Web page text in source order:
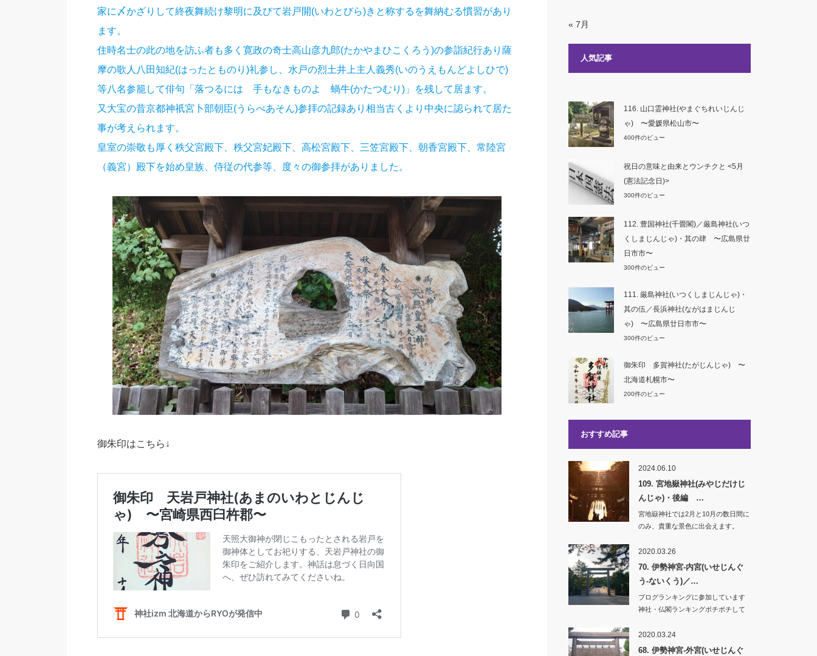
家に〆かざりして終夜舞続け黎明に及びて岩戸開(いわとびら)きと称するを舞納むる慣習があり
ます。
住時名士の此の地を訪ふ者も多く寛政の奇士高山彦九郎(たかやまひこくろう)の参詣紀行あり薩
摩の歌人八田知紀(はったとものり)礼参し、水戸の烈土井上主人義秀(いのうえもんどよしひで)
等八名参籠して俳句「落つるには 手もなきものよ 蝸牛(かたつむり)」を残して居ます。
又大宝の昔京都神祇宮卜部朝臣(うらべあそん)参拝の記録あり相当古くより中央に認られて居た
事が考えられます。
皇室の崇敬も厚く秩父宮殿下、秩父宮妃殿下、高松宮殿下、三笠宮殿下、朝香宮殿下、常陸宮
（義宮）殿下を始め皇族、侍従の代参等、度々の御参拝がありました。
御朱印はこちら↓
« 7月
人気記事
116. 山口霊神社(やまぐちれいじんじ
ゃ) 〜愛媛県松山市〜
400件のビュー
祝日の意味と由来とウンチクと <5月
(憲法記念日)>
300件のビュー
112. 豊国神社(千畳閣)／厳島神社(いつ
くしまじんじゃ)・其の肆 〜広島県廿
日市市〜
300件のビュー
111. 厳島神社(いつくしまじんじゃ)・
其の伍／長浜神社(ながはまじんじ
ゃ) 〜広島県廿日市市〜
300件のビュー
御朱印 多賀神社(たがじんじゃ) 〜
北海道札幌市〜
200件のビュー
おすすめ記事
2024.06.10
109. 宮地嶽神社(みやじだけじ
んじゃ)・後編 …
宮地嶽神社では2月と10月の数日間に
のみ、貴重な景色に出会えます。
2020.03.26
70. 伊勢神宮-内宮(いせじんぐ
う-ないくう)／…
ブログランキングに参加しています
神社・仏閣ランキングポチポチして
2020.03.24
68. 伊勢神宮-外宮(いせじんぐ